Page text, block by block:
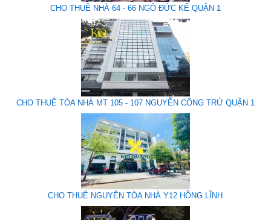
CHO THUÊ NHÀ 64 - 66 NGÔ ĐỨC KẾ QUẬN 1
CHO THUÊ TÒA NHÀ MT 105 - 107 NGUYỄN CÔNG TRỨ QUẬN 1
CHO THUÊ NGUYÊN TÒA NHÀ Y12 HỒNG LĨNH